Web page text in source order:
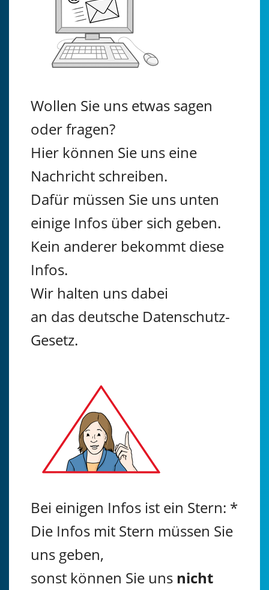
Wollen Sie uns etwas sagen
oder fragen?
Hier können Sie uns eine
Nachricht schreiben.
Dafür müssen Sie uns unten
einige Infos über sich geben.
Kein anderer bekommt diese
Infos.
Wir halten uns dabei
an das deutsche Datenschutz-
Gesetz.
Bei einigen Infos ist ein Stern: *
Die Infos mit Stern müssen Sie
uns geben,
sonst können Sie uns nicht